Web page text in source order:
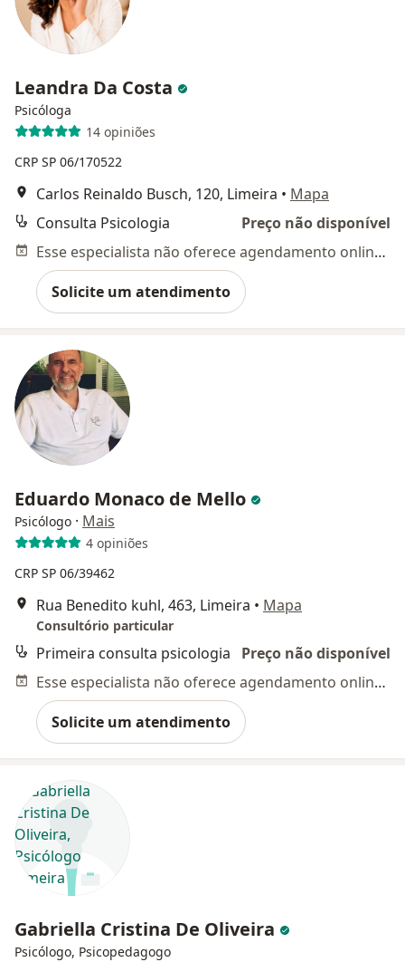
Leandra Da Costa
Psicóloga
14 opiniões
CRP SP 06/170522
Carlos Reinaldo Busch, 120, Limeira • Mapa
Consulta Psicologia
Preço não disponível
Esse especialista não oferece agendamento online para esse endereço.
Solicite um atendimento
Eduardo Monaco de Mello
Psicólogo · Mais
4 opiniões
CRP SP 06/39462
Rua Benedito kuhl, 463, Limeira • Mapa
Consultório particular
Primeira consulta psicologia
Preço não disponível
Esse especialista não oferece agendamento online para esse endereço.
Solicite um atendimento
Gabriella Cristina De Oliveira
Psicólogo, Psicopedagogo